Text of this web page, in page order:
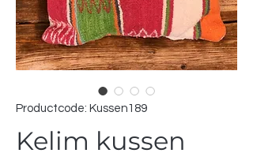
Productcode: Kussen189
Kelim kussen